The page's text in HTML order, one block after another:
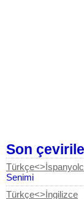
Son
Senimi
Türkçe<>İngilizce